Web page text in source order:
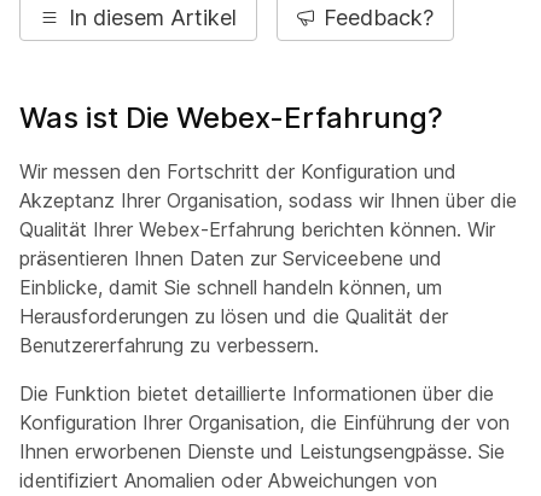
In diesem Artikel Feedback?
Was ist Die Webex-Erfahrung?
Wir messen den Fortschritt der Konfiguration und
Akzeptanz Ihrer Organisation, sodass wir Ihnen über die
Qualität Ihrer Webex-Erfahrung berichten können. Wir
präsentieren Ihnen Daten zur Serviceebene und
Einblicke, damit Sie schnell handeln können, um
Herausforderungen zu lösen und die Qualität der
Benutzererfahrung zu verbessern.
Die Funktion bietet detaillierte Informationen über die
Konfiguration Ihrer Organisation, die Einführung der von
Ihnen erworbenen Dienste und Leistungsengpässe. Sie
identifiziert Anomalien oder Abweichungen von